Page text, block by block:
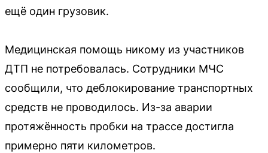
ещё один грузовик.
Медицинская помощь никому из участников
ДТП не потребовалась. Сотрудники МЧС
сообщили, что деблокирование транспортных
средств не проводилось. Из-за аварии
протяжённость пробки на трассе достигла
примерно пяти километров.